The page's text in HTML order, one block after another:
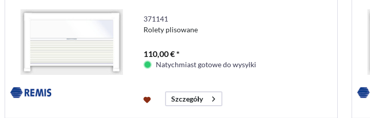
371141
Rolety plisowane
110,00 € *
Natychmiast gotowe do wysyłki
Szczegóły